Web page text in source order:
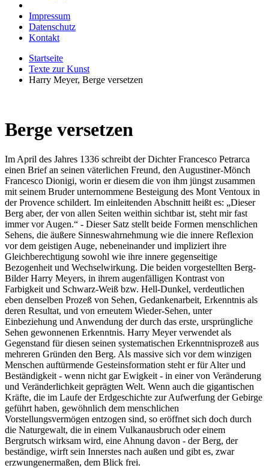
Impressum
Datenschutz
Kontakt
Startseite
Texte zur Kunst
Harry Meyer, Berge versetzen
Berge versetzen
Im April des Jahres 1336 schreibt der Dichter Francesco Petrarca
einen Brief an seinen väterlichen Freund, den Augustiner-Mönch
Francesco Dionigi, worin er diesem die von ihm jüngst zusammen
mit seinem Bruder unternommene Besteigung des Mont Ventoux in
der Provence schildert. Im einleitenden Abschnitt heißt es: „Dieser
Berg aber, der von allen Seiten weithin sichtbar ist, steht mir fast
immer vor Augen.“ - Dieser Satz stellt beide Formen menschlichen
Sehens, die äußere Sinneswahrnehmung wie die innere Reflexion
vor dem geistigen Auge, nebeneinander und impliziert ihre
Gleichberechtigung sowohl wie ihre innere gegenseitige
Bezogenheit und Wechselwirkung. Die beiden vorgestellten Berg-
Bilder Harry Meyers, in ihrem augenfälligen Kontrast von
Farbigkeit und Schwarz-Weiß bzw. Hell-Dunkel, verdeutlichen
eben denselben Prozeß von Sehen, Gedankenarbeit, Erkenntnis als
deren Resultat, und von erneutem Wieder-Sehen, unter
Einbeziehung und Anwendung der durch das erste, ursprüngliche
Sehen gewonnenen Erkenntnis. Harry Meyer verwendet als
Gegenstand für diesen seinen systematischen Erkenntnisprozeß aus
mehreren Gründen den Berg. Als massive sich vor dem winzigen
Menschen auftürmende Gesteinsformation steht er für Alter und
Beständigkeit - wenn nicht gar Ewigkeit - in einer von Veränderung
und Veränderlichkeit geprägten Welt. Wenn auch die gigantischen
Kräfte, die im Laufe der Erdgeschichte zur Aufwerfung der Gebirge
geführt haben, gewöhnlich dem menschlichen
Vorstellungsvermögen entzogen sind, so eröffnet sich doch durch
die Naturgewalt, die in einem Vulkanausbruch oder einem
Bergrutsch wirksam wird, eine Ahnung davon - der Berg, der
beständige, wirft sein Innerstes nach außen und gibt es, zwar
erzwungenermaßen, dem Blick frei.